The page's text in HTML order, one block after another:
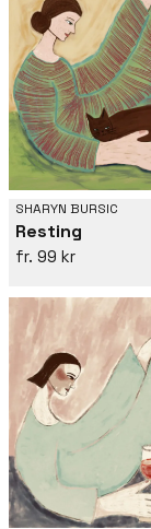
SHARYN BURSIC
Resting
99 kr